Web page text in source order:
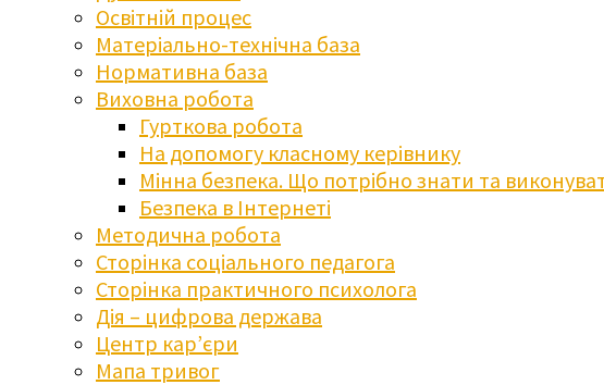
Освітній процес
Матеріально-технічна база
Нормативна база
Виховна робота
Гурткова робота
На допомогу класному керівнику
Мінна безпека. Що потрібно знати та
Безпека в Інтернеті
Методична робота
Сторінка соціального педагога
Сторінка практичного психолога
Дія – цифрова держава
Центр кар’єри
Мапа тривог